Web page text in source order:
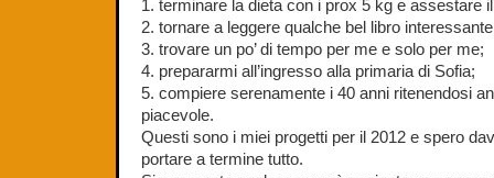
1. terminare la dieta con i prox 5 kg e assestare
2. tornare a leggere qualche bel libro
3. trovare un po’ di tempo per me e solo per me;
4. prepararmi all’ingresso alla primaria di Sofia;
5. compiere serenamente i 40 anni ritenendosi
piacevole.
Questi sono i miei progetti per il 2012 e spero
portare a termine tutto.